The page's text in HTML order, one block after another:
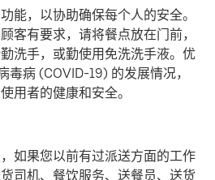
能，以协助确保每个人的安全。
客有要求，请将餐点放在门前，
洗手，或勤使用免洗洗手液。优
毒病 (COVID-19) 的发展情况，
用者的健康和安全。
如果您以前有过派送方面的工作
司机、餐饮服务、送餐员、送货